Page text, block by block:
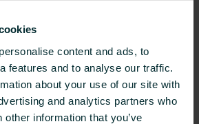
content and ads, to
features and to analyse our traffic.
about your use of our site with
and analytics partners who
information that you’ve
das user-optimierte
jeder Benutzer volle Eingriffs-
genießen kann.
– vor allem in der
iVector S2 für Wand und
aus.